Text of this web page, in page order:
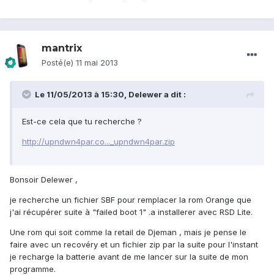
mantrix
Posté(e) 11 mai 2013
Le 11/05/2013 à 15:30, Delewer a dit :
Est-ce cela que tu recherche ?
http://upndwn4par.co..._upndwn4par.zip
Bonsoir Delewer ,
je recherche un fichier SBF pour remplacer la rom Orange que
j'ai récupérer suite à "failed boot 1" .a installerer avec RSD Lite.
Une rom qui soit comme la retail de Djeman , mais je pense le
faire avec un recovéry et un fichier zip par la suite pour l'instant
je recharge la batterie avant de me lancer sur la suite de mon
programme.